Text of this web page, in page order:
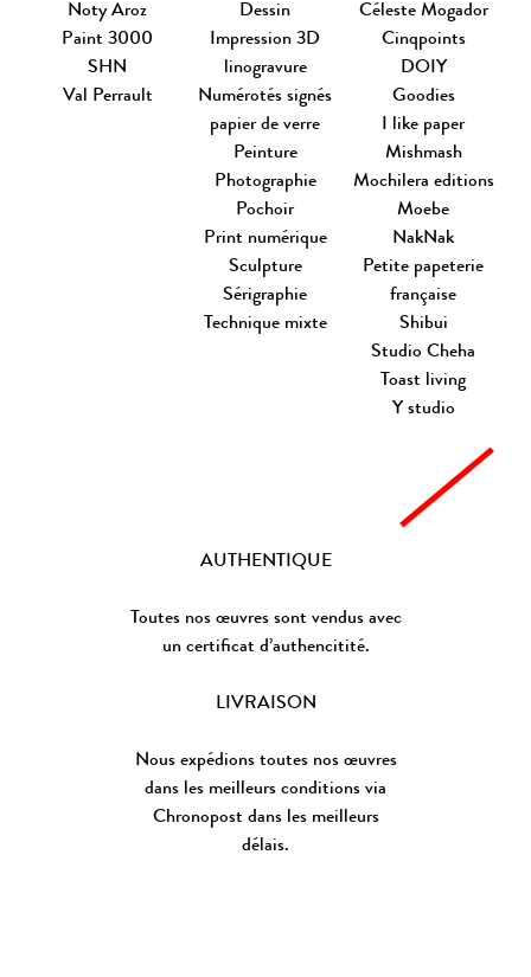
Noty Aroz
Paint 3000
SHN
Val Perrault
Dessin
Impression 3D
linogravure
Numérotés signés
papier de verre
Peinture
Photographie
Pochoir
Print numérique
Sculpture
Sérigraphie
Technique mixte
Céleste Mogador
Cinqpoints
DOIY
Goodies
I like paper
Mishmash
Mochilera editions
Moebe
NakNak
Petite papeterie
française
Shibui
Studio Cheha
Toast living
Y studio
AUTHENTIQUE
Toutes nos œuvres sont vendus avec
un certificat d’authencitité.
LIVRAISON
Nous expédions toutes nos œuvres
dans les meilleurs conditions via
Chronopost dans les meilleurs
délais.